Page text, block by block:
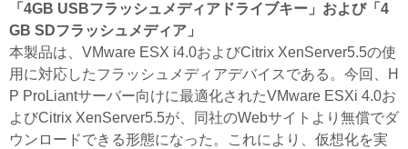
「4GB USBフラッシュメディアドライブキー」および「4
GB SDフラッシュメディア」
本製品は、VMware ESX i4.0およびCitrix XenServer5.5の使
用に対応したフラッシュメディアデバイスである。今回、H
P ProLiantサーバー向けに最適化されたVMware ESXi 4.0お
よびCitrix XenServer5.5が、同社のWebサイトより無償でダ
ウンロードできる形態になった。これにより、仮想化を実